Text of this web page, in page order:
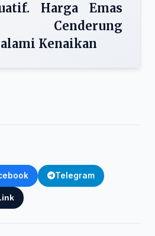
Harga Emas
Cenderung
Kenaikan
Telegram